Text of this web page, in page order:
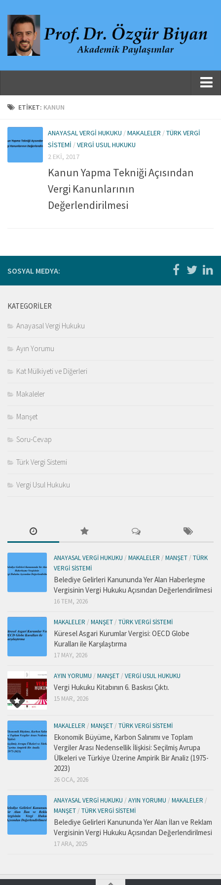
Ana Sayfa
Özgeçmiş
Yayınlanmış Çalışmalar
Danışmanlıklar, Jüri Üyelikleri ve Atıflar
Makaleler
For Englısh
ETIKET: KANUN
ANAYASAL VERGI HUKUKU /MAKALELER /TÜRK VERGI
SISTEMI /VERGI USUL HUKUKU
2 EKI, 2017
Kanun Yapma Tekniği Açısından
Vergi Kanunlarının
Değerlendirilmesi
SOSYAL MEDYA:
KATEGORILER
Anayasal Vergi Hukuku
Ayın Yorumu
Kat Mülkiyeti ve Diğerleri
Makaleler
Manşet
Soru-Cevap
Türk Vergi Sistemi
Vergi Usul Hukuku
ANAYASAL VERGI HUKUKU / MAKALELER / MANŞET / TÜRK
VERGI SISTEMI
Belediye Gelirleri Kanununda Yer Alan Haberleşme
Vergisinin Vergi Hukuku Açısından Değerlendirilmesi
16 TEM, 2026
MAKALELER / MANŞET / TÜRK VERGI SISTEMI
Küresel Asgari Kurumlar Vergisi: OECD Globe
Kuralları ile Karşılaştırma
17 MAY, 2026
AYIN YORUMU / MANŞET / VERGI USUL HUKUKU
Vergi Hukuku Kitabının 6. Baskısı Çıktı.
15 MAR, 2026
MAKALELER / MANŞET / TÜRK VERGI SISTEMI
Ekonomik Büyüme, Karbon Salınımı ve Toplam
Vergiler Arası Nedensellik İlişkisi: Seçilmiş Avrupa
Ülkeleri ve Türkiye Üzerine Ampirik Bir Analiz (1975-
2023)
26 OCA, 2026
ANAYASAL VERGI HUKUKU / AYIN YORUMU / MAKALELER /
MANŞET / TÜRK VERGI SISTEMI
Belediye Gelirleri Kanununda Yer Alan İlan ve Reklam
Vergisinin Vergi Hukuku Açısından Değerlendirilmesi
17 ARA, 2025